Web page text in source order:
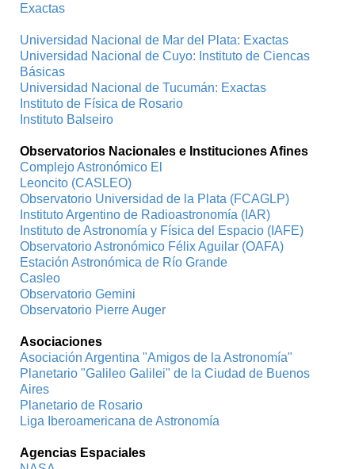
Exactas
Universidad Nacional de Mar del Plata: Exactas
Universidad Nacional de Cuyo: Instituto de Ciencas
Básicas
Universidad Nacional de Tucumán: Exactas
Instituto de Física de Rosario
Instituto Balseiro
Observatorios Nacionales e Instituciones Afines
Complejo Astronómico El
Leoncito (CASLEO)
Observatorio Universidad de la Plata (FCAGLP)
Instituto Argentino de Radioastronomía (IAR)
Instituto de Astronomía y Física del Espacio (IAFE)
Observatorio Astronómico Félix Aguilar (OAFA)
Estación Astronómica de Río Grande
Casleo
Observatorio Gemini
Observatorio Pierre Auger
Asociaciones
Asociación Argentina "Amigos de la Astronomía"
Planetario "Galileo Galilei" de la Ciudad de Buenos
Aires
Planetario de Rosario
Liga Iberoamericana de Astronomía
Agencias Espaciales